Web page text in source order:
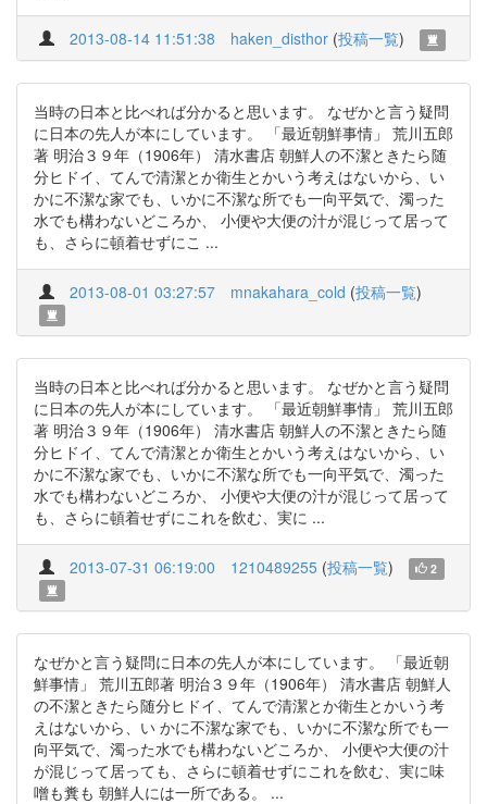
2013-08-14 11:51:38 haken_disthor (投稿一覧)
当時の日本と比べれば分かると思います。 なぜかと言う疑問
に日本の先人が本にしています。 「最近朝鮮事情」 荒川五郎
著 明治３９年（1906年） 清水書店 朝鮮人の不潔ときたら随
分ヒドイ、てんで清潔とか衛生とかいう考えはないから、い
かに不潔な家でも、いかに不潔な所でも一向平気で、濁った
水でも構わないどころか、 小便や大便の汁が混じって居って
も、さらに頓着せずにこ ...
2013-08-01 03:27:57 mnakahara_cold (投稿一覧)
当時の日本と比べれば分かると思います。 なぜかと言う疑問
に日本の先人が本にしています。 「最近朝鮮事情」 荒川五郎
著 明治３９年（1906年） 清水書店 朝鮮人の不潔ときたら随
分ヒドイ、てんで清潔とか衛生とかいう考えはないから、い
かに不潔な家でも、いかに不潔な所でも一向平気で、濁った
水でも構わないどころか、 小便や大便の汁が混じって居って
も、さらに頓着せずにこれを飲む、実に ...
2013-07-31 06:19:00 1210489255 (投稿一覧) 2
なぜかと言う疑問に日本の先人が本にしています。 「最近朝
鮮事情」 荒川五郎著 明治３９年（1906年） 清水書店 朝鮮人
の不潔ときたら随分ヒドイ、てんで清潔とか衛生とかいう考
えはないから、い かに不潔な家でも、いかに不潔な所でも一
向平気で、濁った水でも構わないどころか、 小便や大便の汁
が混じって居っても、さらに頓着せずにこれを飲む、実に味
噌も糞も 朝鮮人には一所である。 ...